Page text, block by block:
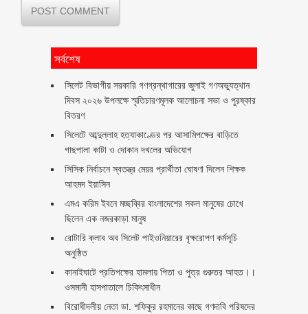
সর্বশেষ
সিলেট বিভাগীয় সরকারি গণগ্রন্থাগারের জুলাই গণঅভ্যুত্থান
দিবস ২০২৬ উপলক্ষে স্মৃতিচারণমূলক আলোচনা সভা ও পুরষ্কার
বিতরণ ‎ ‎
সিলেটে আব্দুল্লাহ হত্যাকাণ্ডের পর আসামিপক্ষের বাড়িতে
গাছপালা কাটা ও দোকান দখলের অভিযোগ
সিসিক নির্বাচনে স্বতন্ত্র মেয়র প্রার্থীতা ঘোষণা দিলেন শিক্ষক
আহমদ ইয়াসিন
এমএ করিম ইবনে মচ্ছব্বির বাংলাদেশের সকল মানুষের চোখে
ছিলেন এক নজরকাড়া মানুষ ‎
রোটারি ক্লাব অব সিলেট পাইওনিয়ারের বৃক্ষরোপণ কর্মসূচি
অনুষ্ঠিত
কানাইঘাটে প্রতিপক্ষের হামলায় পিতা ও পুত্র গুরুতর আহত।।
ওসমানী হাসপাতালে চিকিৎসাধীন
বিরোধীদলীয় নেতা ডা. শফিকুর রহমানের কাছে গণদাবি পরিষদের